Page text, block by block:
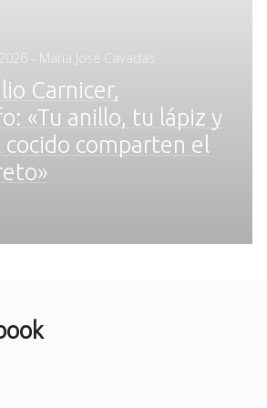
- Maria José Cavadas
Carnicer,
«Tu anillo, tu lápiz y
comparten el